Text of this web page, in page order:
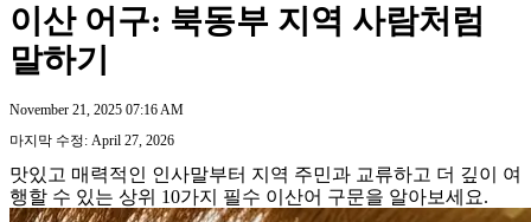
이산 어구: 북동부 지역 사람처럼
말하기
November 21, 2025 07:16 AM
마지막 수정: April 27, 2026
맛있고 매력적인 인사말부터 지역 주민과 교류하고 더 깊이 여
행할 수 있는 상위 10가지 필수 이산어 구문을 알아보세요.